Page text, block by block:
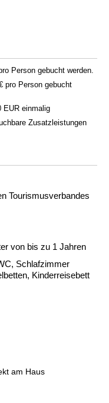
Person gebucht werden.
pro Person gebucht
EUR einmalig
Zusatzleistungen
Tourismusverbandes
von bis zu 1 Jahren
Schlafzimmer
Kinderreisebett
am Haus